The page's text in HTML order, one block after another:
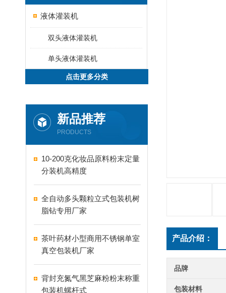
液体灌装机
双头液体灌装机
单头液体灌装机
点击更多分类
新品推荐
PRODUCTS
10-200克化妆品原料粉末定量
分装机高精度
全自动多头颗粒立式包装机树
脂钻专用厂家
茶叶药材小型商用不锈钢单室
真空包装机厂家
背封充氮气黑芝麻粉粉末称重
包装机螺杆式
产品介绍：
品牌
包装材料